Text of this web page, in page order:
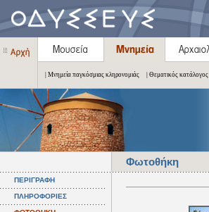
| Μνημεία παγκόσμιας κληρονομιάς | Θεματικός κατάλογος
Φωτοθήκη
ΠΕΡΙΓΡΑΦΗ
ΠΛΗΡΟΦΟΡΙΕΣ